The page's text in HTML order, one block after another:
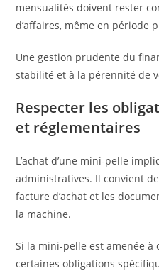
mensualités doivent rester
d’affaires, même en période
Une gestion prudente du
stabilité et à la pérennité de
Respecter les
et réglementaires
L’achat d’une mini-pelle
administratives. Il convient
facture d’achat et les
la machine.
Si la mini-pelle est amenée
certaines obligations